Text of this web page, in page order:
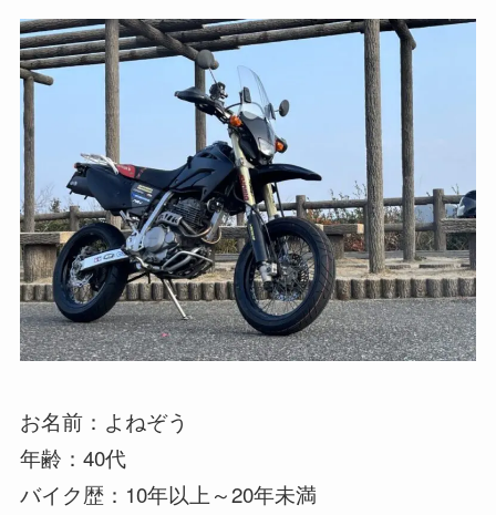
お名前：よねぞう
年齢：40代
バイク歴：10年以上～20年未満